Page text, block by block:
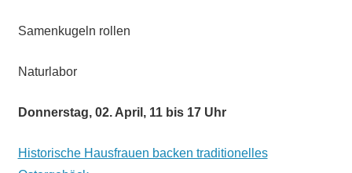
Samenkugeln rollen
Naturlabor
Donnerstag, 02. April, 11 bis 17 Uhr
Historische Hausfrauen backen traditionelles